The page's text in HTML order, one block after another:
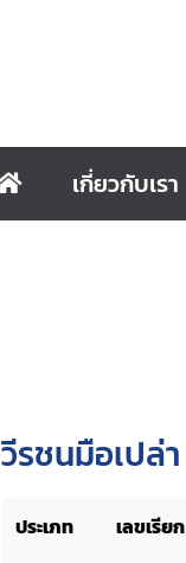
เกี่ยวกับเรา
วีรชนมือเป
ประเภท เลขเรียก